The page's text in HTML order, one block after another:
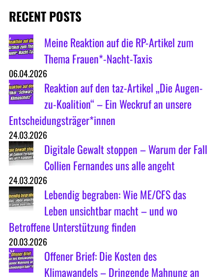
RECENT POSTS
Meine Reaktion auf die RP-Artikel zum
Thema Frauen*-Nacht-Taxis
06.04.2026
Reaktion auf den taz-Artikel „Die Augen-
zu-Koalition“ – Ein Weckruf an unsere
Entscheidungsträger*innen
24.03.2026
Digitale Gewalt stoppen – Warum der Fall
Collien Fernandes uns alle angeht
24.03.2026
Lebendig begraben: Wie ME/CFS das
Leben unsichtbar macht – und wo
Betroffene Unterstützung finden
20.03.2026
Offener Brief: Die Kosten des
Klimawandels – Dringende Mahnung an